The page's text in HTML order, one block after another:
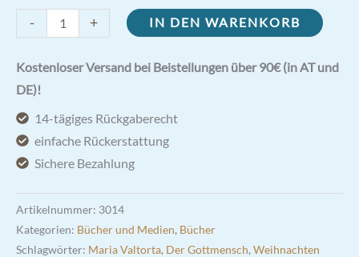
-
Valtorta
-
Der
Bände
komplett
+ IN DEN WARENKORB
Kostenloser Versand bei Beistellungen über 90€ (in AT und
DE)!
14-tägiges Rückgaberecht
einfache Rückerstattung
Sichere Bezahlung
Artikelnummer: 3014
Kategorien: Bücher und Medien, Bücher
Schlagwörter: Maria Valtorta, Der Gottmensch, Weihnachten